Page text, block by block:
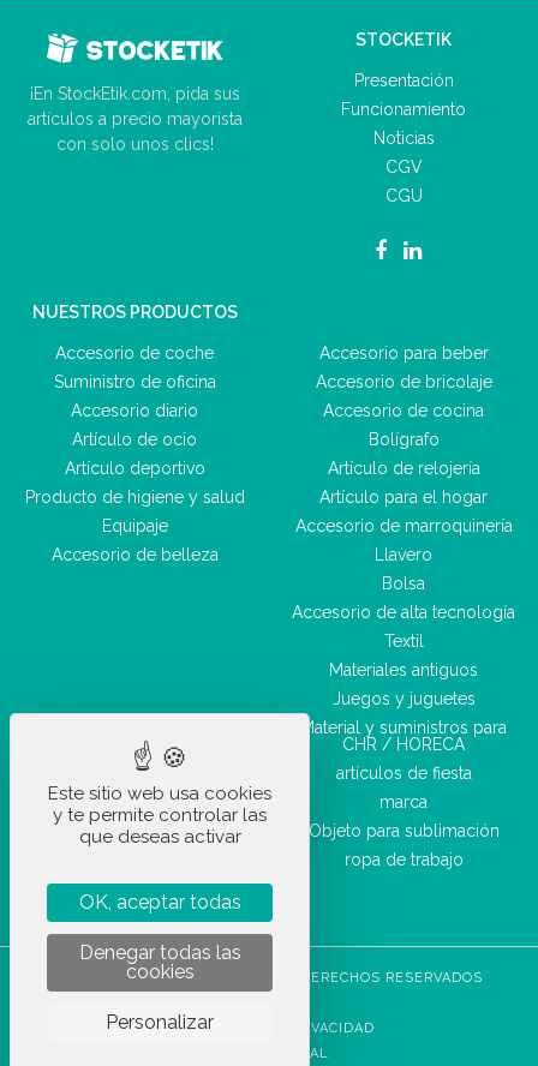
¡En StockEtik.com, pida sus
artículos a precio mayorista
con solo unos clics!
STOCKETIK
Presentación
Funcionamiento
Noticias
CGV
CGU
NUESTROS PRODUCTOS
Accesorio de coche
Suministro de oficina
Accesorio diario
Artículo de ocio
Artículo deportivo
Producto de higiene y salud
Equipaje
Accesorio de belleza
Accesorio para beber
Accesorio de bricolaje
Accesorio de cocina
Bolígrafo
Artículo de relojería
Artículo para el hogar
Accesorio de marroquinería
Llavero
Bolsa
Accesorio de alta tecnología
Textil
Materiales antiguos
Juegos y juguetes
Material y suministros para
CHR / HORECA
artículos de fiesta
marca
Objeto para sublimación
ropa de trabajo
STOCKETIK © 2023 - TODOS LOS DERECHOS RESERVADOS
POLÍTICA DE PRIVACIDAD
AVISO LEGAL
Este sitio web usa cookies
y te permite controlar las
que deseas activar
OK, aceptar todas
Denegar todas las
cookies
Personalizar